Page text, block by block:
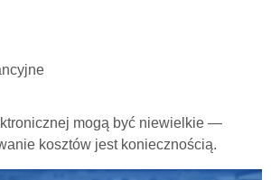
mogą być niewielkie —
kosztów jest koniecznością.